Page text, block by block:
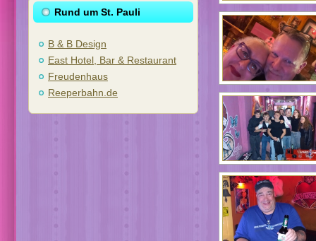
Rund um St. Pauli
B & B Design
East Hotel, Bar & Restaurant
Freudenhaus
Reeperbahn.de